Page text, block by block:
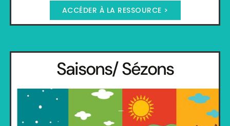
ACCÉDER À LA RESSOURCE >
Saisons/ Sézons